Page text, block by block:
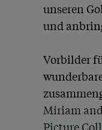
unseren
und
Vorbilder
Miriam
Picture